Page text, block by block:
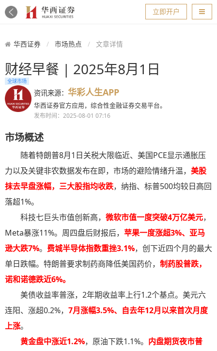
导航
立即开户
华西证券 市场热点 文章详情
财经早餐 | 2025年8月1日
全球市场
资讯来源： 华彩人生APP
华西证券官方应用，综合性金融证券交易平台。
发布时间：2025-08-01 07:16
市场概述
随着特朗普8月1日关税大限临近、美国PCE显示通胀压
力以及关键非农数据发布在即，市场的避险情绪升温， 美股
抹去早盘涨幅，三大股指均收跌，纳指、标普500均较日高回
落超1%。
科技七巨头市值创新高， 微软市值一度突破4万亿美元，
Meta暴涨11%。周四盘后财报后， 苹果一度涨超3%、亚马
逊大跌7%。 费城半导体指数重挫3.1%，创下近四个月的最大
单日跌幅。特朗普要求制药商降低美国药价， 制药股普跌，
诺和诺德跌近6%。
美债收益率普涨，2年期收益率上行1.2个基点。美元六
连阳、涨超0.2%， 7月涨幅3.5%、自去年12月以来首次月度
上涨。
黄金盘中涨近1.2%，原油下跌1.1%。 内盘期货夜市普